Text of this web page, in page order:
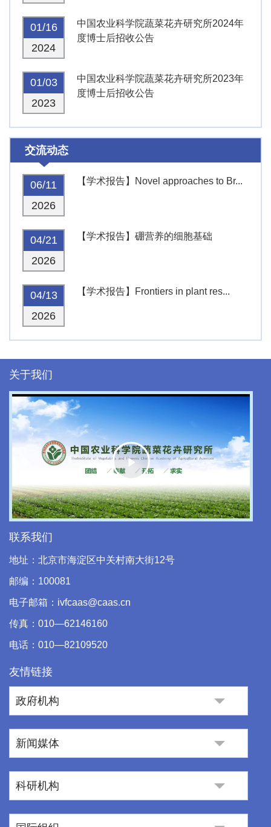
01/16
2024
中国农业科学院蔬菜花卉研究所2024年
度博士后招收公告
01/03
2023
中国农业科学院蔬菜花卉研究所2023年
度博士后招收公告
交流动态
06/11
2026
【学术报告】Novel approaches to Br...
04/21
2026
【学术报告】硼营养的细胞基础
04/13
2026
【学术报告】Frontiers in plant res...
关于我们
Play
Video
联系我们
地址：北京市海淀区中关村南大街12号
邮编：100081
电子邮箱：ivfcaas@caas.cn
传真：010—62146160
电话：010—82109520
友情链接
政府机构
新闻媒体
科研机构